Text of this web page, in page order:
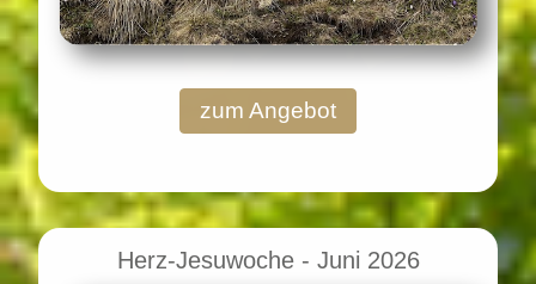
zum Angebot
Herz-Jesuwoche - Juni 2026